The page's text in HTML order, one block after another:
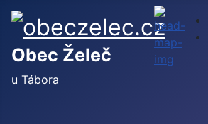
Obec Želeč
u Tábora